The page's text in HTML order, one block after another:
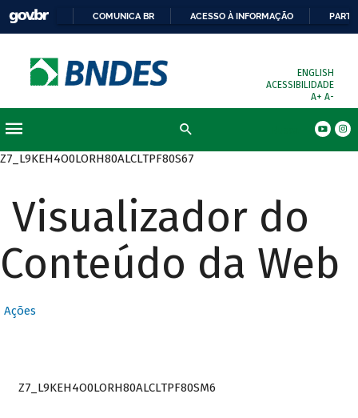
COMUNICA BR ACESSO À INFORMAÇÃO
ENGLISH
ACESSIBILIDADE
A+ A-
Z7_L9KEH4O0LORH80ALCLTPF80S67
Visualizador do
Conteúdo da Web
Ações
Z7_L9KEH4O0LORH80ALCLTPF80SM6